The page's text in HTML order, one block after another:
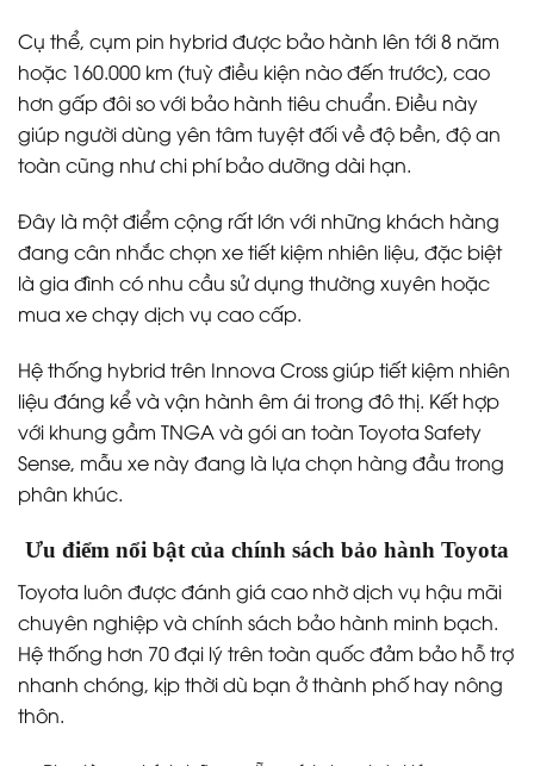
Cụ thể, cụm pin hybrid được bảo hành lên tới 8 năm
hoặc 160.000 km (tuỳ điều kiện nào đến trước), cao
hơn gấp đôi so với bảo hành tiêu chuẩn. Điều này
giúp người dùng yên tâm tuyệt đối về độ bền, độ an
toàn cũng như chi phí bảo dưỡng dài hạn.
Đây là một điểm cộng rất lớn với những khách hàng
đang cân nhắc chọn xe tiết kiệm nhiên liệu, đặc biệt
là gia đình có nhu cầu sử dụng thường xuyên hoặc
mua xe chạy dịch vụ cao cấp.
Hệ thống hybrid trên Innova Cross giúp tiết kiệm nhiên
liệu đáng kể và vận hành êm ái trong đô thị. Kết hợp
với khung gầm TNGA và gói an toàn Toyota Safety
Sense, mẫu xe này đang là lựa chọn hàng đầu trong
phân khúc.
Ưu điểm nổi bật của chính sách bảo hành Toyota
Toyota luôn được đánh giá cao nhờ dịch vụ hậu mãi
chuyên nghiệp và chính sách bảo hành minh bạch.
Hệ thống hơn 70 đại lý trên toàn quốc đảm bảo hỗ trợ
nhanh chóng, kịp thời dù bạn ở thành phố hay nông
thôn.